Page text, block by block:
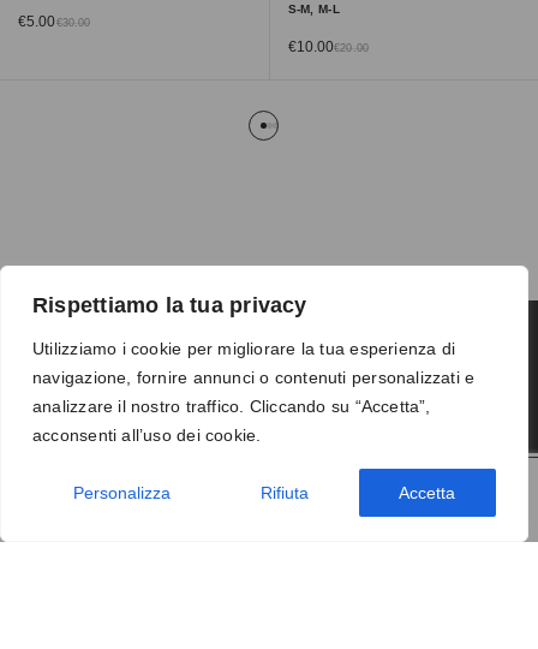
Rispettiamo la tua privacy
Utilizziamo i cookie per migliorare la tua esperienza di
navigazione, fornire annunci o contenuti personalizzati e
analizzare il nostro traffico. Cliccando su “Accetta”,
acconsenti all’uso dei cookie.
Personalizza Rifiuta Accetta
AGGIUNGI AL CARRELLO
€30.00
€5.00
S-M, M-L
€ 20.00
€10.00
Termini e condizioni-Privacy-Reso